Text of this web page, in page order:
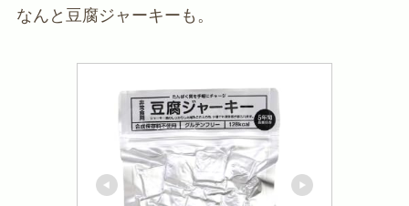
なんと豆腐ジャーキーも。